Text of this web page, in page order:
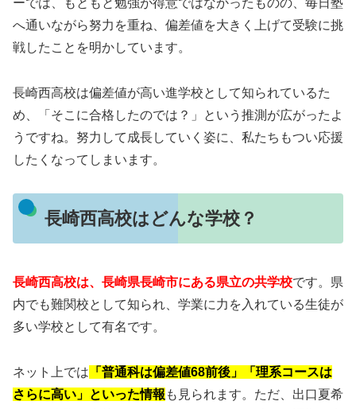
へ通いながら努力を重ね、偏差値を大きく上げて受験に挑
戦したことを明かしています。
長崎西高校は偏差値が高い進学校として知られているた
め、「そこに合格したのでは？」という推測が広がったよ
うですね。努力して成長していく姿に、私たちもつい応援
したくなってしまいます。
長崎西高校はどんな学校？
長崎西高校は、長崎県長崎市にある県立の共学校です。県
内でも難関校として知られ、学業に力を入れている生徒が
多い学校として有名です。
ネット上では 「普通科は偏差値68前後」「理系コースは
さらに高い」といった情報 も見られます。ただ、出口夏希